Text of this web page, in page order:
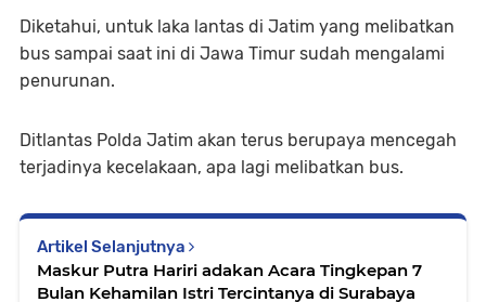
Diketahui, untuk laka lantas di Jatim yang melibatkan
bus sampai saat ini di Jawa Timur sudah mengalami
penurunan.
Ditlantas Polda Jatim akan terus berupaya mencegah
terjadinya kecelakaan, apa lagi melibatkan bus.
Artikel Selanjutnya
Maskur Putra Hariri adakan Acara Tingkepan 7
Bulan Kehamilan Istri Tercintanya di Surabaya